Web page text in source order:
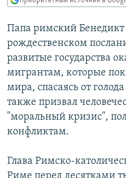
навигации
Вернутся
поиску
IDEL.РЕАЛИИ
КАВКАЗ.РЕАЛИИ
СЕВЕР.РЕАЛИИ
СИБИРЬ.РЕАЛИИ
РАСПИСАНИЕ ВЕЩАНИЯ
ПОДПИШИТЕСЬ НА
Папа римский
рождественском
развитые государства
мигрантам, которые
мира, спасаясь от
также призвал
"моральный кризис",
конфликтам.
Глава Римско-